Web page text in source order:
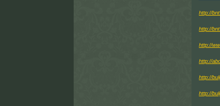
http://
http://
http://
http://
http://
http://